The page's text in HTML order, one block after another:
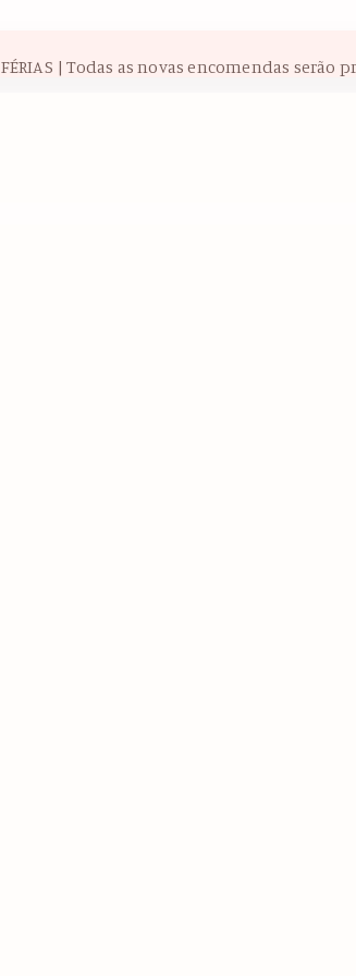
FÉRIAS | Todas as novas encomendas serão